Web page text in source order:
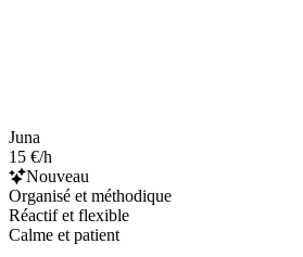
Juna
15 €/h
Nouveau
Organisé et méthodique
Réactif et flexible
Calme et patient